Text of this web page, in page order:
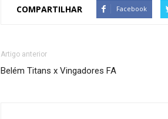
COMPARTILHAR Facebook
Artigo anterior
Belém Titans x Vingadores FA